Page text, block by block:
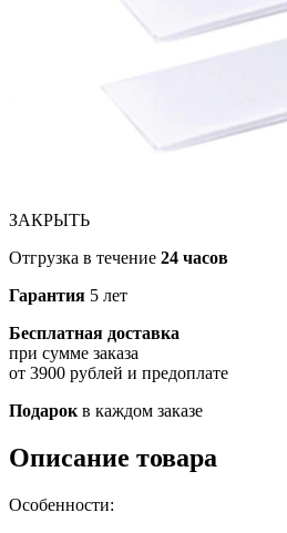
ЗАКРЫТЬ
Отгрузка в течение 24 часов
Гарантия 5 лет
Бесплатная доставка
при сумме заказа
от 3900 рублей и предоплате
Подарок в каждом заказе
Описание товара
Особенности: